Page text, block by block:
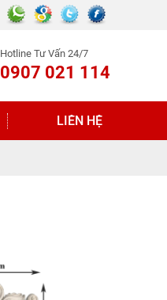
Hotline Tư Vấn 24/7
0907 021 114
LIÊN HỆ